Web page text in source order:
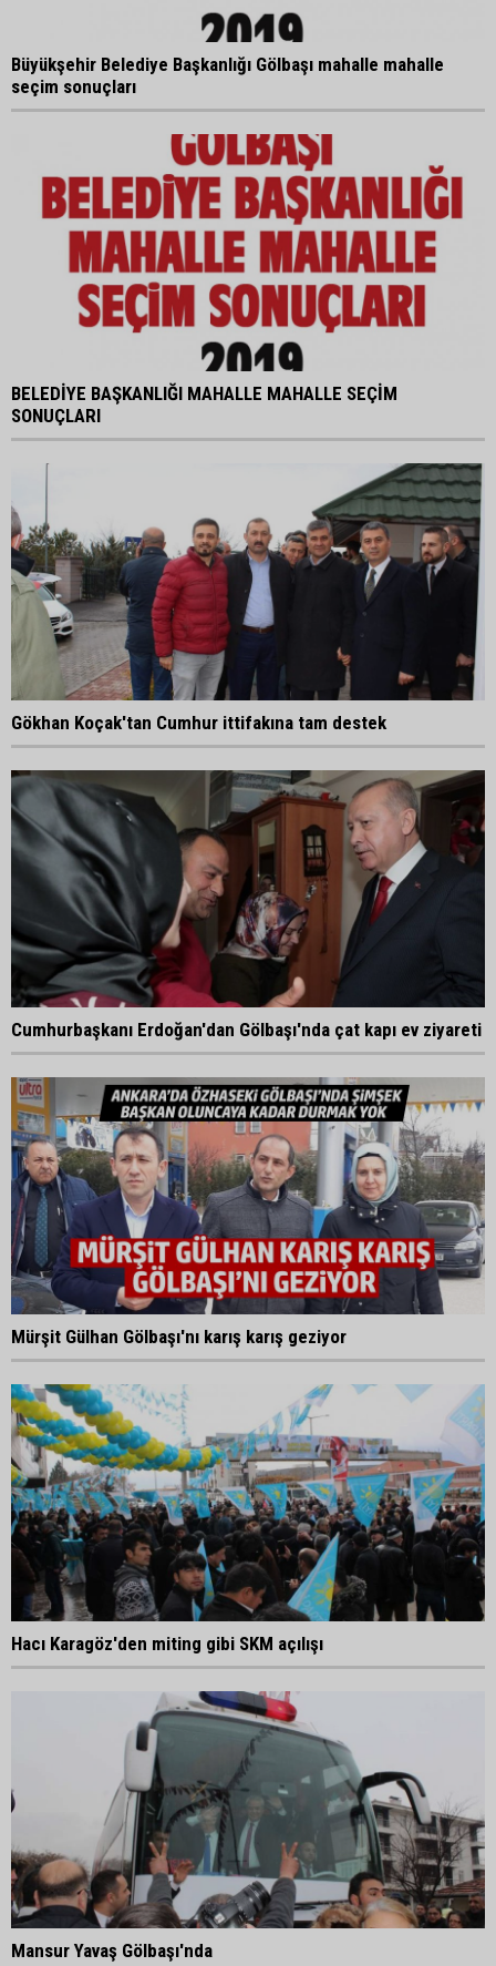
Büyükşehir Belediye Başkanlığı Gölbaşı mahalle mahalle
seçim sonuçları
BELEDİYE BAŞKANLIĞI MAHALLE MAHALLE SEÇİM
SONUÇLARI
Gökhan Koçak'tan Cumhur ittifakına tam destek
Cumhurbaşkanı Erdoğan'dan Gölbaşı'nda çat kapı ev ziyareti
Mürşit Gülhan Gölbaşı'nı karış karış geziyor
Hacı Karagöz'den miting gibi SKM açılışı
Mansur Yavaş Gölbaşı'nda